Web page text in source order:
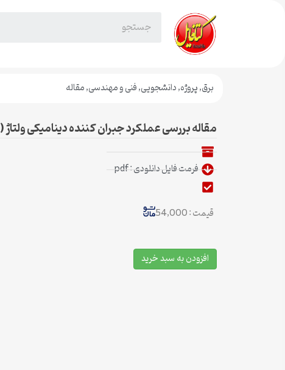
برق,پروژه,دانشجویی,فنی و مهندسی,مقاله
مقاله بررسی عملکرد جبران کننده دینامیکی ولتاژ (DVR)
فرمت فایل دانلودی : pdf
قیمت : 54,000
افزودن به سبد خرید